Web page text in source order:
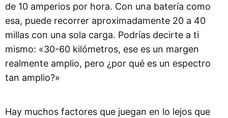
de 10 amperios por hora. Con una batería como
esa, puede recorrer aproximadamente 20 a 40
millas con una sola carga. Podrías decirte a ti
mismo: «30-60 kilómetros, ese es un margen
realmente amplio, pero ¿por qué es un espectro
tan amplio?»
Hay muchos factores que juegan en lo lejos que